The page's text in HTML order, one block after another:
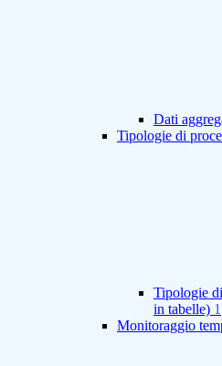
Dati
Tipologie di
Tipologie
in tabelle) 1
Monitoraggio